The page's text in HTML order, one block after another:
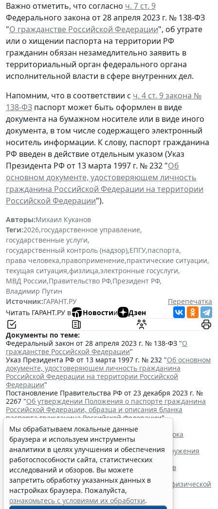
Важно отметить, что согласно ч. 7 ст. 9
Федерального закона от 28 апреля 2023 г. № 138-ФЗ
"О гражданстве Российской Федерации", об утрате
или о хищении паспорта на территории РФ
гражданин обязан незамедлительно заявить в
территориальный орган федерального органа
исполнительной власти в сфере внутренних дел.
Напомним, что в соответствии с ч. 4 ст. 9 закона №
138-ФЗ паспорт может быть оформлен в виде
документа на бумажном носителе или в виде иного
документа, в том числе содержащего электронный
носитель информации. К слову, паспорт гражданина
РФ введен в действие отдельным указом (Указ
Президента РФ от 13 марта 1997 г. № 232 "Об
основном документе, удостоверяющем личность
гражданина Российской Федерации на территории
Российской Федерации").
Авторы:Михаил Куканов
Теги:2026,государственное управление,
государственные услуги,
государственный контроль (надзор),ЕПГУ,паспорта,
права человека,правоприменение,практические ситуации,
текущая ситуация,физлица,электронные госуслуги,
МВД России,Правительство РФ,Президент РФ,
Владимир Путин
Источник:ГАРАНТ.РУ
Перепечатка
Читать ГАРАНТ.РУ в
Новостии Дзен
Документы по теме:
Федеральный закон от 28 апреля 2023 г. № 138-ФЗ "О
гражданстве Российской Федерации"
Указ Президента РФ от 13 марта 1997 г. № 232 "Об основном
документе, удостоверяющем личность гражданина
Российской Федерации на территории Российской
Федерации"
Постановление Правительства РФ от 23 декабря 2023 г. №
2267 "Об утверждении Положения о паспорте гражданина
Российской Федерации, образца и описания бланка
паспорта гражданина Российской Федерации"
Читайте также:
Владимир Путин подписал закон о продлении срока
действия "гаражной амнистии"
Минюст России разработал проект о сроке обнаружения
недостатков товара
Правила формирования наблюдательных советов
автономных учреждений обновили
В РФ определены коды агрегатного состояния и физической
формы видов отходов
Мы обрабатываем локальные данные
браузера и используем инструменты
аналитики в целях улучшения и обеспечения
работоспособности сайта, статистических
исследований и обзоров. Вы можете
запретить обработку указанных данных в
настройках браузера. Пожалуйста,
ознакомьтесь с условиями их обработки.